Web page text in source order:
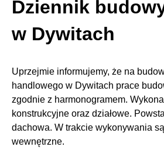
Dziennik
w Dywitach
Uprzejmie informujemy, że na
handlowego w Dywitach prace
zgodnie z harmonogramem.
konstrukcyjne oraz działowe.
dachowa. W trakcie wykonywania
wewnętrzne.